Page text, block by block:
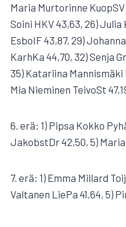
Maria Murtorinne
Soini HKV 43,63, 26)
EsboIF 43,87, 29)
KarhKa 44,70, 32) Senja
35) Katariina Mannismäki
Mia Nieminen TeivoSt
6. erä: 1) Pipsa Kokko
JakobstDr 42,50, 5) Maria
7. erä: 1) Emma Millard
Valtanen LiePa 41,64, 5)